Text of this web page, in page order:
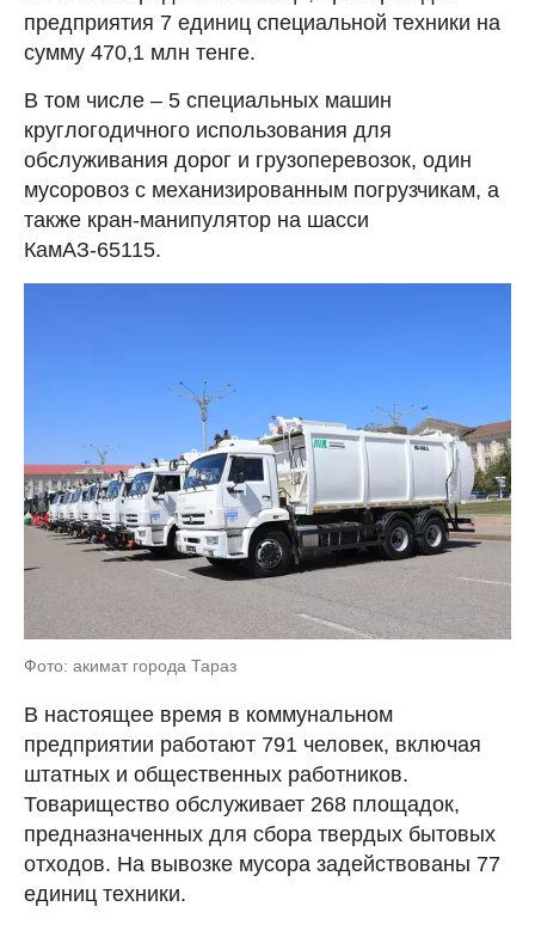
предприятия 7 единиц специальной техники на
сумму 470,1 млн тенге.
В том числе – 5 специальных машин
круглогодичного использования для
обслуживания дорог и грузоперевозок, один
мусоровоз с механизированным погрузчикам, а
также кран-манипулятор на шасси
КамАЗ-65115.
Фото: акимат города Тараз
В настоящее время в коммунальном
предприятии работают 791 человек, включая
штатных и общественных работников.
Товарищество обслуживает 268 площадок,
предназначенных для сбора твердых бытовых
отходов. На вывозке мусора задействованы 77
единиц техники.